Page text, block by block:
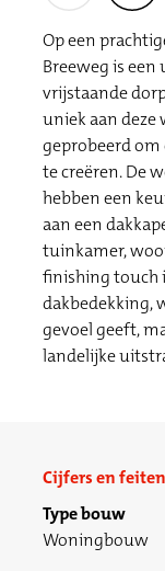
Op een
Breeweg is
vrijstaande
uniek aan
geprobeerd
te creëren. De
hebben een
aan een
tuinkamer,
finishing touch
dakbedekking,
gevoel geeft,
landelijke
Cijfers en feiten
Type bouw
Woningbouw